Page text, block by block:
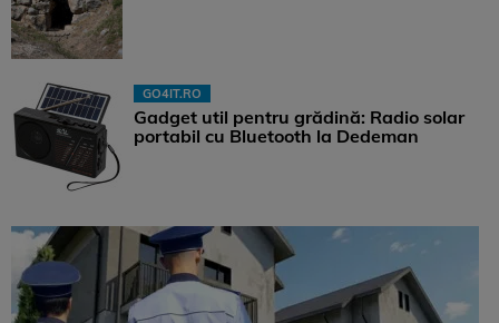
GO4IT.RO
Gadget util pentru grădină: Radio solar
portabil cu Bluetooth la Dedeman